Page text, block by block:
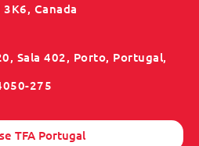
3K6, Canada
Sala 402, Porto, Portugal,
275
TFA Portugal